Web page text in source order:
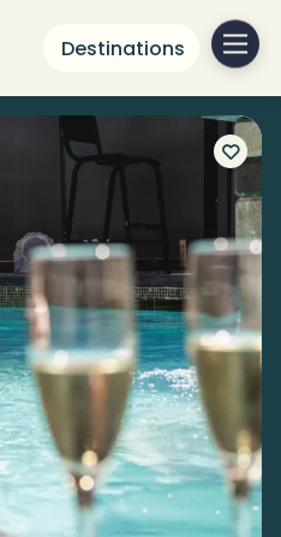
Destinations